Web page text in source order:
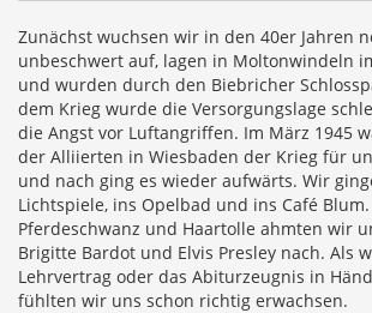
Zunächst wuchsen wir in den 40er Jahren
unbeschwert auf, lagen in Moltonwindeln
und wurden durch den Biebricher
dem Krieg wurde die Versorgungslage
die Angst vor Luftangriffen. Im März 1945
der Alliierten in Wiesbaden der Krieg für
und nach ging es wieder aufwärts. Wir
Lichtspiele, ins Opelbad und ins Café
Pferdeschwanz und Haartolle ahmten wir
Brigitte Bardot und Elvis Presley nach. Als
Lehrvertrag oder das Abiturzeugnis in
fühlten wir uns schon richtig erwachsen.